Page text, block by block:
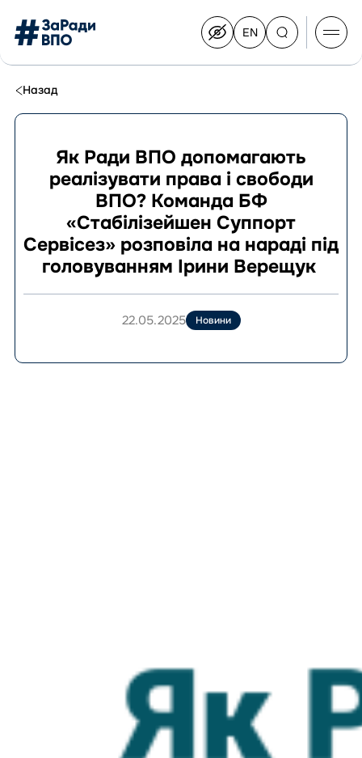
Switch
English
EN
Про Конгрес
Склад Конгресу
Приєднатися до Конгресу
Новини
Документи
Назад
Як Ради ВПО допомагають
реалізувати права і свободи
ВПО? Команда БФ
«Стабілізейшен Суппорт
Сервісез» розповіла на нараді під
головуванням Ірини Верещук
22.05.2025 Новини